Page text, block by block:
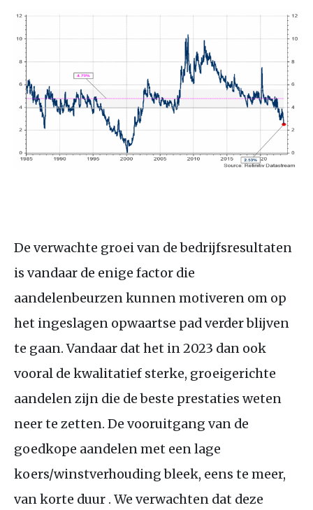
De verwachte groei van de bedrijfsresultaten
is vandaar de enige factor die
aandelenbeurzen kunnen motiveren om op
het ingeslagen opwaartse pad verder blijven
te gaan. Vandaar dat het in 2023 dan ook
vooral de kwalitatief sterke, groeigerichte
aandelen zijn die de beste prestaties weten
neer te zetten. De vooruitgang van de
goedkope aandelen met een lage
koers/winstverhouding bleek, eens te meer,
van korte duur . We verwachten dat deze